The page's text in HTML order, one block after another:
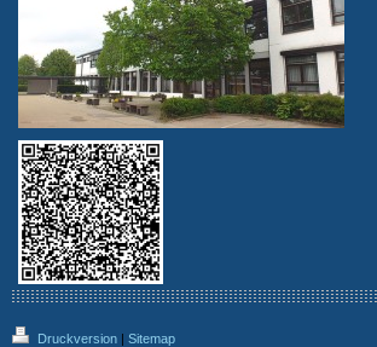
Druckversion | Sitemap